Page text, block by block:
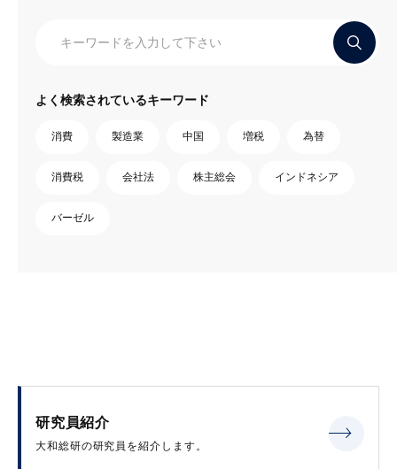
よく検索されているキーワード
消費 製造業 中国 増税 為替
消費税 会社法 株主総会 インドネシア
バーゼル
研究員紹介
大和総研の研究員を紹介します。